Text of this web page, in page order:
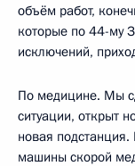
объём работ,
которые по 44-му
исключений,
По медицине. Мы
ситуации, открыт
новая
машины скорой